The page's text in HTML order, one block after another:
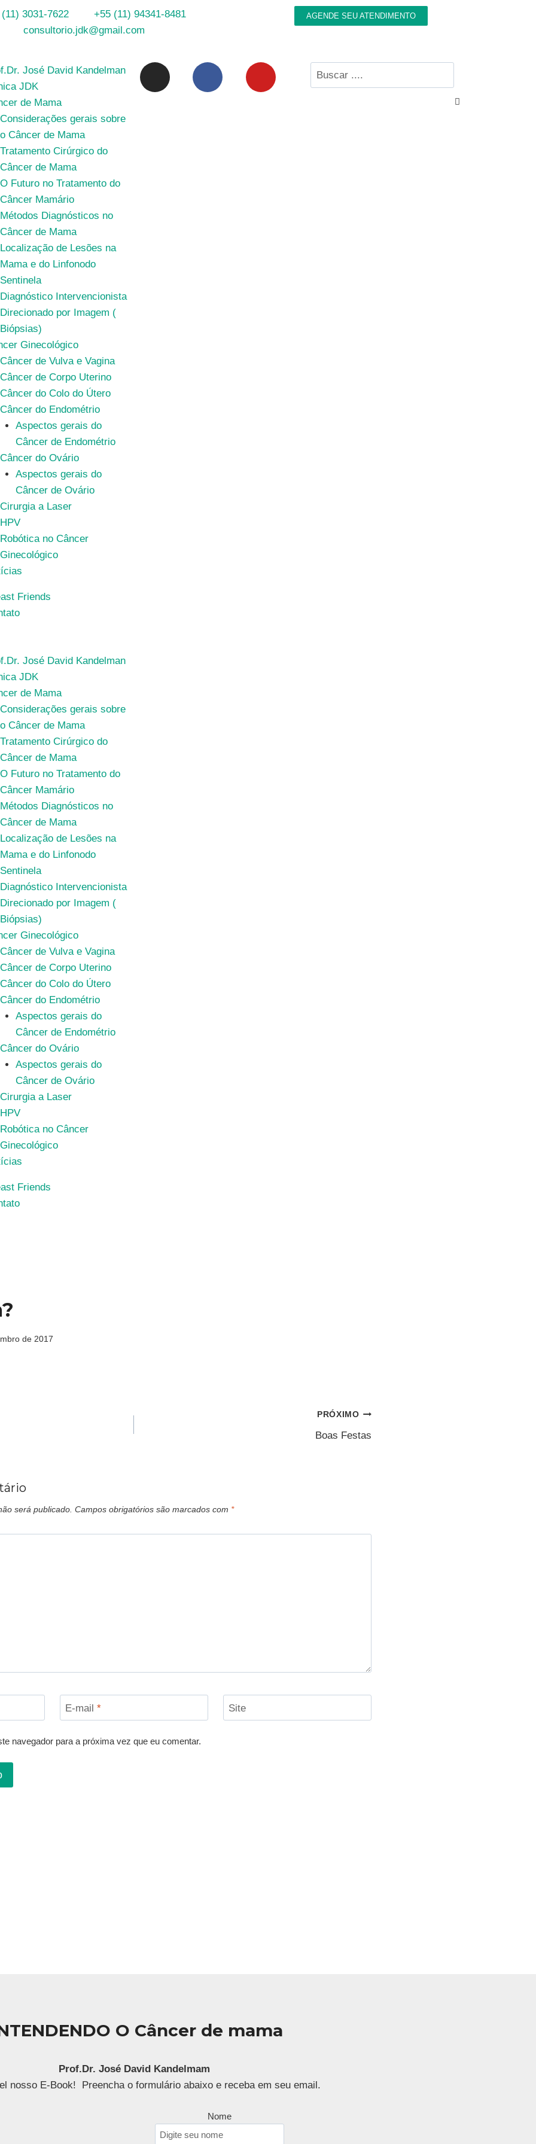
3031-7622
+55 (11) 94341-8481
consultorio.jdk@gmail.com
AGENDE SEU ATENDIMENTO
José David Kandelman
JDK
de Mama
Considerações gerais sobre
o Câncer de Mama
Tratamento Cirúrgico do
Câncer de Mama
O Futuro no Tratamento do
Câncer Mamário
Métodos Diagnósticos no
Câncer de Mama
Localização de Lesões na
Mama e do Linfonodo
Sentinela
Diagnóstico Intervencionista
Direcionado por Imagem (
Biópsias)
Ginecológico
Câncer de Vulva e Vagina
Câncer de Corpo Uterino
Câncer do Colo do Útero
Câncer do Endométrio
Aspectos gerais do
Câncer de Endométrio
Câncer do Ovário
Aspectos gerais do
Câncer de Ovário
Cirurgia a Laser
HPV
Robótica no Câncer
Ginecológico
Friends
José David Kandelman
JDK
de Mama
Considerações gerais sobre
o Câncer de Mama
Tratamento Cirúrgico do
Câncer de Mama
O Futuro no Tratamento do
Câncer Mamário
Métodos Diagnósticos no
Câncer de Mama
Localização de Lesões na
Mama e do Linfonodo
Sentinela
Diagnóstico Intervencionista
Direcionado por Imagem (
Biópsias)
Ginecológico
Câncer de Vulva e Vagina
Câncer de Corpo Uterino
Câncer do Colo do Útero
Câncer do Endométrio
Aspectos gerais do
Câncer de Endométrio
Câncer do Ovário
Aspectos gerais do
Câncer de Ovário
Cirurgia a Laser
HPV
Robótica no Câncer
Ginecológico
Friends
de 2017
PRÓXIMO
Boas Festas
será publicado. Campos obrigatórios são marcados com *
E-mail * Site
navegador para a próxima vez que eu comentar.
O Câncer de mama
Prof.Dr. José David Kandelmam
nosso E-Book! Preencha o formulário abaixo e receba em seu email.
Nome